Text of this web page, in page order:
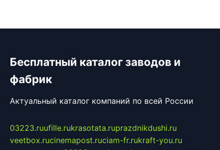
Бесплатный каталог заводов и
фабрик
Актуальный каталог компаний по всей России
03223.ruufille.rukrasotata.ruprazdnikdushi.ru
veetbox.rucinemapost.ruciam-fr.rukraft-you.ru